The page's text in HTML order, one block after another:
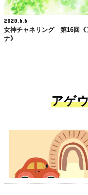
2020.6.6
女神チャネリング 第16回《
ナ》
アゲ